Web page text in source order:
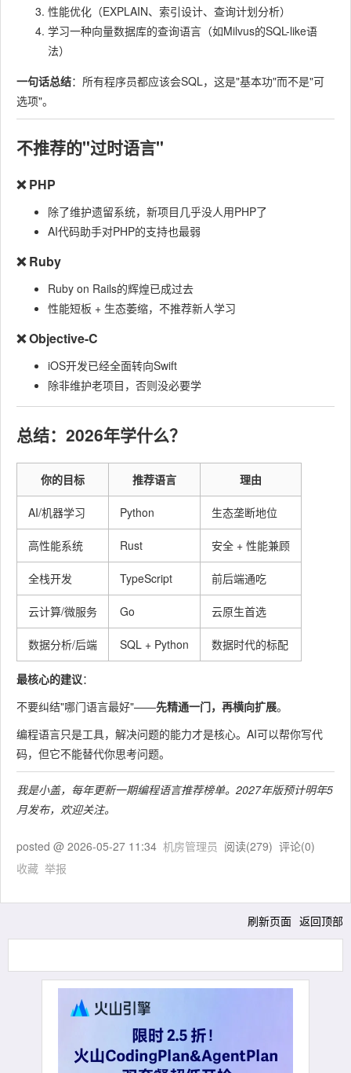
性能优化（EXPLAIN、索引设计、查询计划分析）
学习一种向量数据库的查询语言（如Milvus的SQL-like语
法）
一句话总结：所有程序员都应该会SQL，这是"基本功"而不是"可
选项"。
不推荐的"过时语言"
❌ PHP
除了维护遗留系统，新项目几乎没人用PHP了
AI代码助手对PHP的支持也最弱
❌ Ruby
Ruby on Rails的辉煌已成过去
性能短板 + 生态萎缩，不推荐新人学习
❌ Objective-C
iOS开发已经全面转向Swift
除非维护老项目，否则没必要学
总结：2026年学什么？
你的目标 推荐语言 理由
AI/机器学习 Python 生态垄断地位
高性能系统 Rust 安全 + 性能兼顾
全栈开发 TypeScript 前后端通吃
云计算/微服务 Go 云原生首选
数据分析/后端 SQL + Python 数据时代的标配
最核心的建议：
不要纠结"哪门语言最好"——先精通一门，再横向扩展。
编程语言只是工具，解决问题的能力才是核心。AI可以帮你写代
码，但它不能替代你思考问题。
我是小盖，每年更新一期编程语言推荐榜单。2027年版预计明年5
月发布，欢迎关注。
posted @ 2026-05-27 11:34 机房管理员 阅读(279) 评论(0)
收藏 举报
刷新页面 返回顶部